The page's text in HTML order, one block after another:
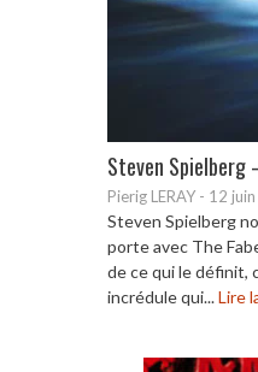
Steven Spielberg
Pierig LERAY - 12
Steven Spielberg
porte avec The
de ce qui le définit,
incrédule qui...Lire